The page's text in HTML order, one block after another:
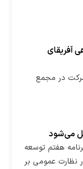
آفریقای
در مجمع
می‌شود
هفتم توسعه
نظارت عمومی بر